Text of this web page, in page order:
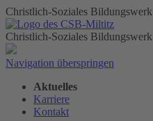
Christlich-Soziales Bildungswerk
Christlich-Soziales Bildungswerk
Navigation überspringen
Aktuelles
Karriere
Kontakt